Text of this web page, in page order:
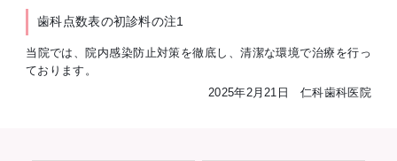
歯科点数表の初診料の注1
当院では、院内感染防止対策を徹底し、清潔な環境で治療を行っ
ております。
2025年2月21日 仁科歯科医院